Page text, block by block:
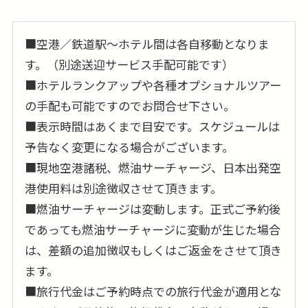
■空港／鉄道駅〜ホテル間は各自移動となりま
す。（別途送迎サービス手配可能です）
■ホテルランクアップや各種オプショナルツアー
の手配も可能ですのでお問合せ下さい。
■表示時間はあくまで目安です。スケジュールは
予告なく変更になる場合がございます。
■現地空港諸税、燃油サーチャージ、日本出発空
港使用料は別途徴収させて頂きます。
■燃油サーチャージは変動します。正式ご予約後
であっても燃油サーチャージに変動が生じた場合
は、差額の追加徴収もしくはご返金をさせて頂き
ます。
■旅行代金はご予約時点での旅行代金が適用とな